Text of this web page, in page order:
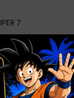
7
0,9 kg
×